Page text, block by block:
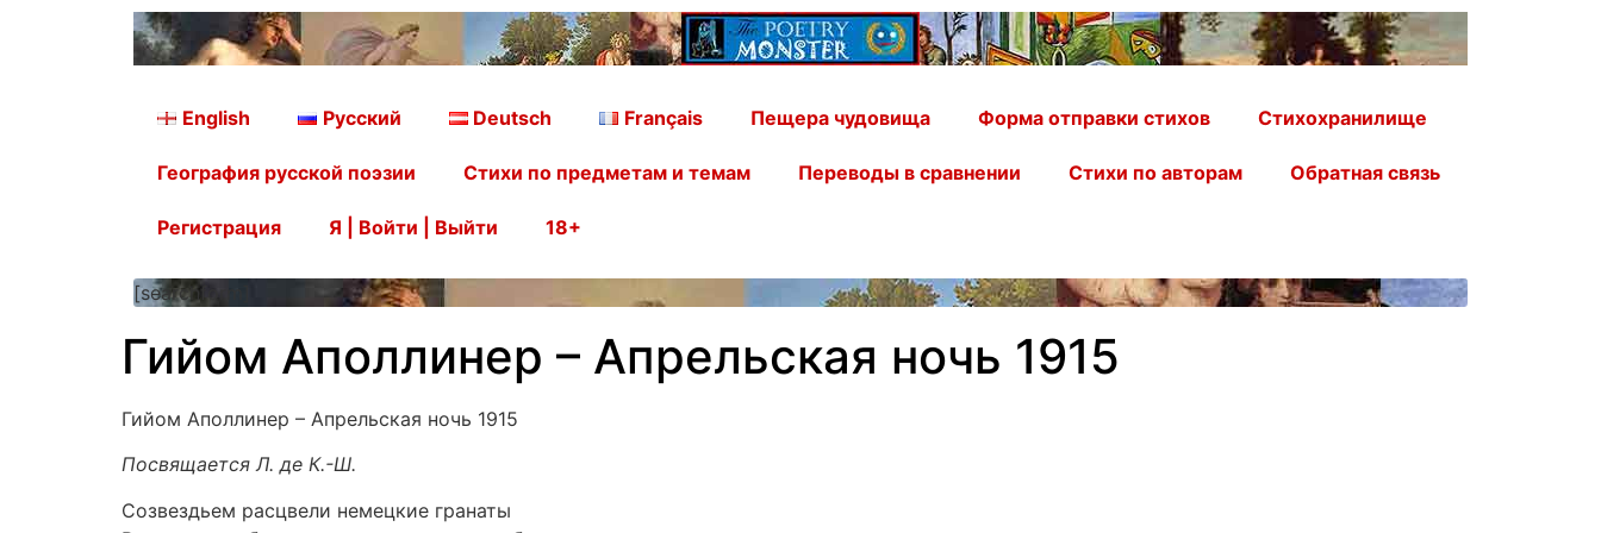
English Русский Deutsch Français Пещера чудовища Форма отправки стихов Стихохранилище
География русской поэзии Стихи по предметам и темам Переводы в сравнении Стихи по авторам Обратная связь
Регистрация Я | Войти | Выйти 18+
[searchform]
Гийом Аполлинер – Апрельская ночь 1915
Гийом Аполлинер – Апрельская ночь 1915
Посвящается Л. де К.-Ш.
Созвездьем расцвели немецкие гранаты